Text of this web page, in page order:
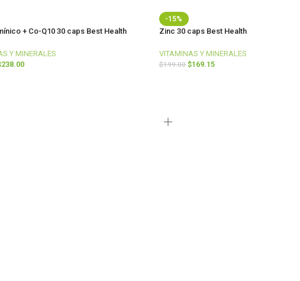
+ Co-Q10 30 caps Best Health
Y MINERALES
238.00
-15%
Zinc 30 caps Best Health
VITAMINAS Y MINERALES
$199.00 $169.15